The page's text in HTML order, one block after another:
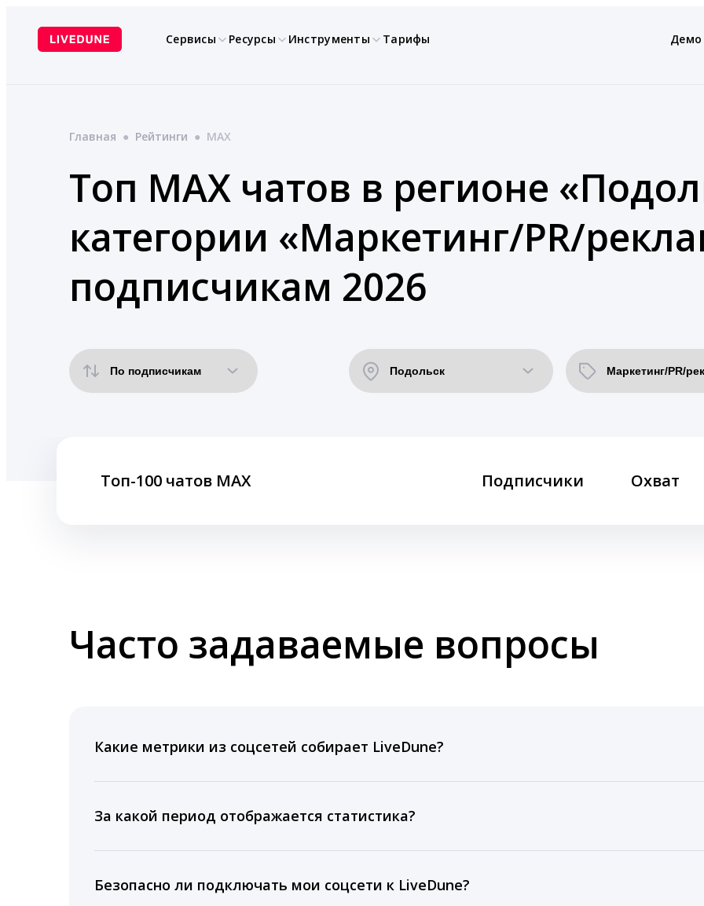
содержимому
Сервисы Ресурсы Инструменты Тарифы Демо
Главная ● Рейтинги ● MAX
Топ MAX чатов в регионе
категории «Маркетинг/PR/
подписчикам 2026
Топ-100 чатов MAX Подписчики Охват
Часто задаваемые вопросы
Какие метрики из соцсетей собирает LiveDune?
время для публикации, показываем лучшие посты и присылаем автоматические отчеты с
За какой период отображается статистика?
подключении тарифа Блогер. При оплате тарифа Бизнес отображаются сведения за 3 года, а
5 лет.
Безопасно ли подключать мои соцсети к LiveDune?